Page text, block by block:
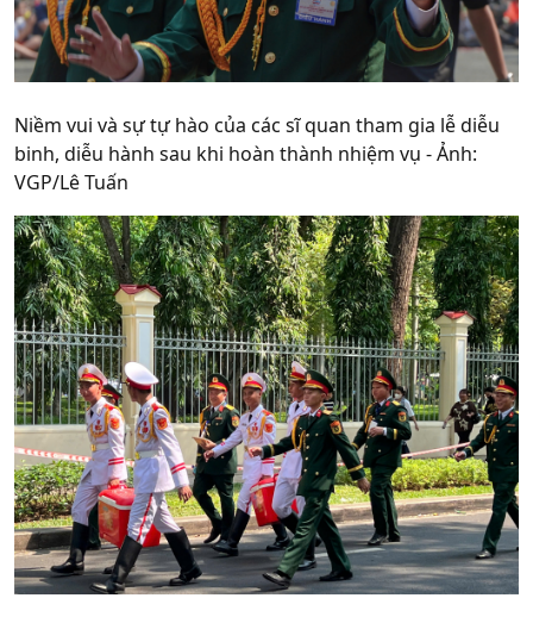
Niềm vui và sự tự hào của các sĩ quan tham gia lễ diễu
binh, diễu hành sau khi hoàn thành nhiệm vụ - Ảnh:
VGP/Lê Tuấn